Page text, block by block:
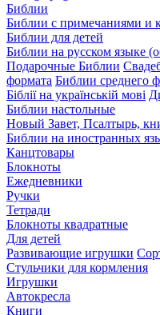
Библии
Библии с примечаниями и
Библии для детей
Библии на русском языке
Подарочные Библии
формата Библии среднего
Біблії на українській мові
Библии настольные
Новый Завет, Псалтырь,
Библии на иностранных
Канцтовары
Блокноты
Ежедневники
Ручки
Тетради
Блокноты квадратные
Для детей
Развивающие игрушки
Стульчики для кормления
Игрушки
Автокресла
Книги